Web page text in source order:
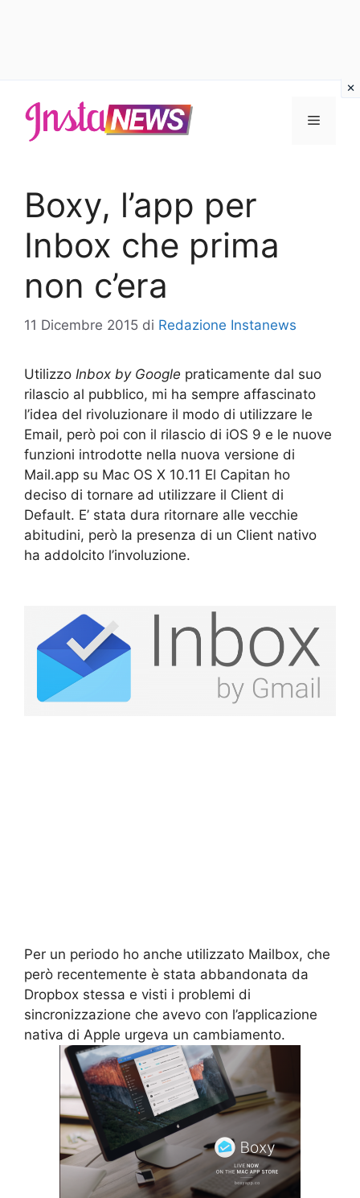
contenuto
Menu
Boxy, l’app per
Inbox che prima
non c’era
11 Dicembre 2015 di Redazione Instanews
Utilizzo Inbox by Google praticamente dal suo
rilascio al pubblico, mi ha sempre affascinato
l’idea del rivoluzionare il modo di utilizzare le
Email, però poi con il rilascio di iOS 9 e le nuove
funzioni introdotte nella nuova versione di
Mail.app su Mac OS X 10.11 El Capitan ho
deciso di tornare ad utilizzare il Client di
Default. E’ stata dura ritornare alle vecchie
abitudini, però la presenza di un Client nativo
ha addolcito l’involuzione.
Per un periodo ho anche utilizzato Mailbox, che
però recentemente è stata abbandonata da
Dropbox stessa e visti i problemi di
sincronizzazione che avevo con l’applicazione
nativa di Apple urgeva un cambiamento.